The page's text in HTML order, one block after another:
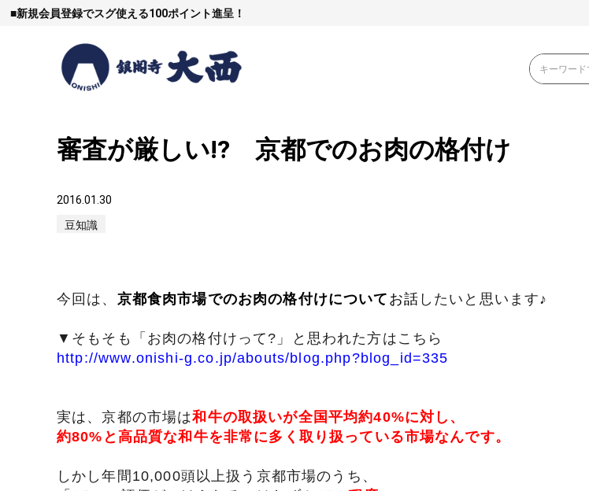
■新規会員登録でスグ使える100ポイント進呈！
焼豚など（豚肉の加工品） 牛丼など（牛肉の加工品）
サステナブル・和牛（熟）
審査が厳しい!? 京都でのお肉の格付け
2016.01.30
豆知識
今回は、 京都食肉市場でのお肉の格付けについて お話 したいと思います♪
▼そもそも「お肉の格付けって?」と思われた方はこちら
http://www.onishi-g.co.jp/abouts/blog.php?blog_id=335
実は、京都の市場は和牛の取扱いが全国平均約40%に対し、
約80%と高品質な和牛を非常に多く取り扱っている市場なんです。
しかし年間10,000頭以上扱う京都市場のうち、